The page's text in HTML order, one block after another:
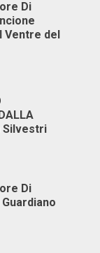
Di
Ventre del
Silvestri
Di